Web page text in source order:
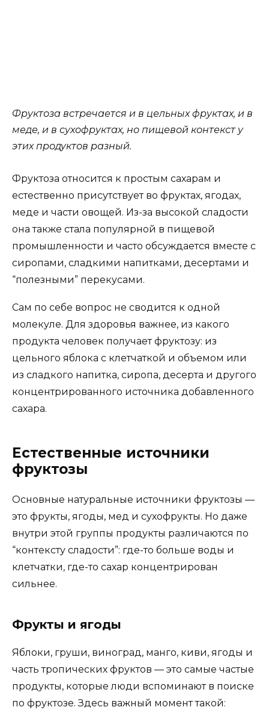
Фруктоза встречается и в цельных фруктах, и в
меде, и в сухофруктах, но пищевой контекст у
этих продуктов разный.
Фруктоза относится к простым сахарам и
естественно присутствует во фруктах, ягодах,
меде и части овощей. Из-за высокой сладости
она также стала популярной в пищевой
промышленности и часто обсуждается вместе с
сиропами, сладкими напитками, десертами и
“полезными” перекусами.
Сам по себе вопрос не сводится к одной
молекуле. Для здоровья важнее, из какого
продукта человек получает фруктозу: из
цельного яблока с клетчаткой и объемом или
из сладкого напитка, сиропа, десерта и другого
концентрированного источника добавленного
сахара.
Естественные источники
фруктозы
Основные натуральные источники фруктозы —
это фрукты, ягоды, мед и сухофрукты. Но даже
внутри этой группы продукты различаются по
“контексту сладости”: где-то больше воды и
клетчатки, где-то сахар концентрирован
сильнее.
Фрукты и ягоды
Яблоки, груши, виноград, манго, киви, ягоды и
часть тропических фруктов — это самые частые
продукты, которые люди вспоминают в поиске
по фруктозе. Здесь важный момент такой: